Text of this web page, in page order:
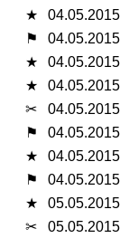
★
04.05.2015
⚑
04.05.2015
★
04.05.2015
★
04.05.2015
✂
04.05.2015
⚑
04.05.2015
★
04.05.2015
⚑
04.05.2015
★
05.05.2015
✂
05.05.2015